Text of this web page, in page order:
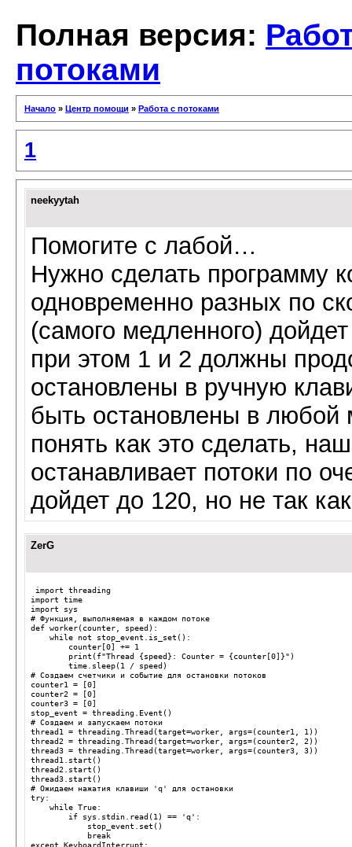
Полная версия:
потоками
Начало » Центр помощи » Работа с потоками
1
neekyytah
Помогите с лабой…
Нужно сделать программу
одновременно разных по
(самого медленного)
при этом 1 и 2 должны
остановлены в ручную
быть остановлены в
понять как это сделать,
останавливает потоки по
дойдет до 120, но не так
ZerG
import threading
import time
import
sys
# Функция, выполняемая в каждом потоке
def worker(counter speed ):
while not stop_event is_set ():
counter [0] += 1
print (f"Thread {speed}: Counter = {counter[0]}" )
time sleep(1 / speed )
# Создаем счетчики и событие для остановки потоков
counter1
= [0]
counter2 = [0]
counter3 = [0]
stop_event = threading Event ()
# Создаем и запускаем потоки
thread1
= threading Thread (target=worker args=(counter1 1 ))
thread2 = threading Thread (target=worker args=(counter2 2 ))
thread3 = threading Thread (target=worker args=(counter3 3))
thread1
start ()
thread2
start ()
thread3 start ()
# Ожидаем нажатия клавиши 'q' для остановки
try:
while True:
if sys stdin read (1 ) == 'q' :
stop_event
set ()
break
except KeyboardInterrupt :